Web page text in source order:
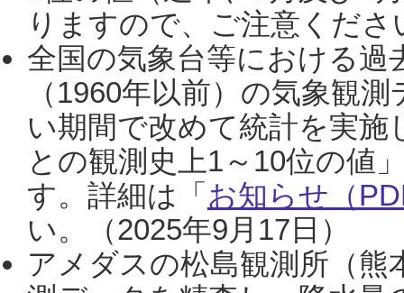
りますので、ご注意くだ
全国の気象台等における過
（1960年以前）の気象観
い期間で改めて統計を実
との観測史上1～10位の値
す。詳細は「 お知らせ（
い。（2025年9月17日）
アメダスの松島観測所（熊